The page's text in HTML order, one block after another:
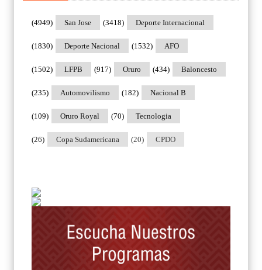
San Jose
(4949) Deporte Internacional
(3418)
Deporte Nacional
(1830) AFO
(1532)
LFPB
(1502) Oruro
(917) Baloncesto
(434)
Automovilismo
(235) Nacional B
(182)
Oruro Royal
(109) Tecnologia
(70)
Copa Sudamericana
(26) CPDO
(20)